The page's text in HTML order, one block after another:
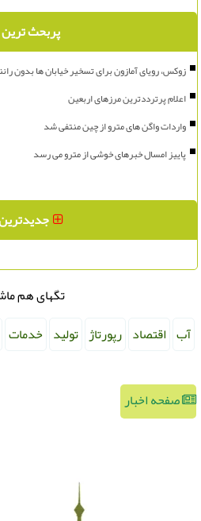
پربحث ترین
زوکس، رویای آمازون برای تسخیر خیابان ها بدون
اعلام پرترددترین مرزهای اربعین
واردات واگن های مترو از چین منتفی شد
پاییز امسال خبرهای خوشی از مترو می رسد
جدیدترین
تگهای هم
آب
اقتصاد رپورتاژ تولید خدمات
صفحه اخبار